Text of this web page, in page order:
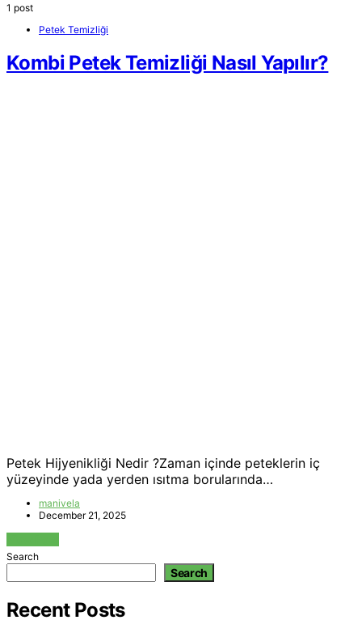
1 post
Petek Temizliği
Kombi Petek Temizliği Nasıl Yapılır?
Petek Hijyenikliği Nedir ?Zaman içinde peteklerin iç
yüzeyinde yada yerden ısıtma borularında…
manivela
December 21, 2025
Search
Search
Recent Posts